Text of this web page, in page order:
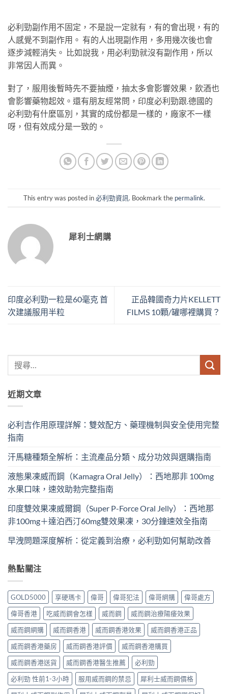
必利勁副作用不固定，不是說一定就有，有的會出現，有的
人感覺不到副作用。 有的人出現副作用，多用幾次後也會
逐步減輕消失。 比如說我，用必利勁就沒有副作用，所以
非常因人而異。
對了，服用後暫時先不要抽煙，抽太多會影響效果，飲酒也
會影響藥物起效。還有朋友經常問，印度必利勁跟.德國的
必利勁有什麼區別，其實的成份都是一樣的，廠家不一樣
呀，但有效成分是一致的。
This entry was posted in必利勁資訊. Bookmark the permalink.
犀利士網購
印度必利勁一粒是60毫克 首
次建議服用半粒
正品韓國奇力片KELLETT
FILMS 10顆/罐哪裡購買？
近期文章
必利吉作用原理詳解：雙效配方、藥理機制與安全使用完整
指南
汗馬糖種類全解析：主流產品分類、成分功效與選購指南
液態果凍威而鋼（Kamagra Oral Jelly）：西地那非 100mg​
水果口味，速效助勃完整指南
印度雙效果凍威爾鋼（Super P-Force Oral Jelly）：西地那
非100mg＋達泊西汀60mg雙效果凍，30分鐘速效全指南
早洩問題深度解析：從定義到治療，必利勁如何幫助改善
熱點關注
GOLD5000 享硬瑪卡 偉哥 偉哥犯法 偉哥網購
偉哥處方
偉哥香港
吃威而鋼會怎樣 威而鋼
威而鋼治療陽痿效果
威而鋼網購
威而鋼香港 威而鋼香港效果
威而鋼香港正品
威而鋼香港藥房
威而鋼香港評價
威而鋼香港購買
威而鋼香港送貨
威而鋼香港醫生推薦
必利勁
必利勁 性前1-3小時
服用威而鋼的禁忌
犀利士威而鋼價格